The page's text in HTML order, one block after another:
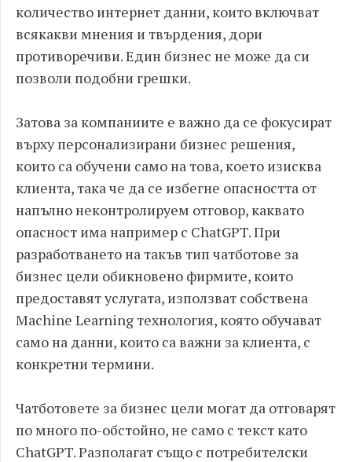
количество интернет данни, които включват
всякакви мнения и твърдения, дори
противоречиви. Един бизнес не може да си
позволи подобни грешки.
Затова за компаниите е важно да се фокусират
върху персонализирани бизнес решения,
които са обучени само на това, което изисква
клиента, така че да се избегне опасността от
напълно неконтролируем отговор, каквато
опасност има например с ChatGPT. При
разработването на такъв тип чатботове за
бизнес цели обикновено фирмите, които
предоставят услугата, използват собствена
Machine Learning технология, която обучават
само на данни, които са важни за клиента, с
конкретни термини.
Чатботовете за бизнес цели могат да отговарят
по много по-обстойно, не само с текст като
ChatGPT. Разполагат също с потребителски